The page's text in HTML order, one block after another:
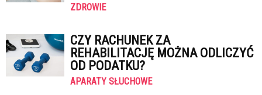
ZDROWIE
CZY RACHUNEK ZA
REHABILITACJĘ MOŻNA ODLICZYĆ
OD PODATKU?
APARATY SŁUCHOWE